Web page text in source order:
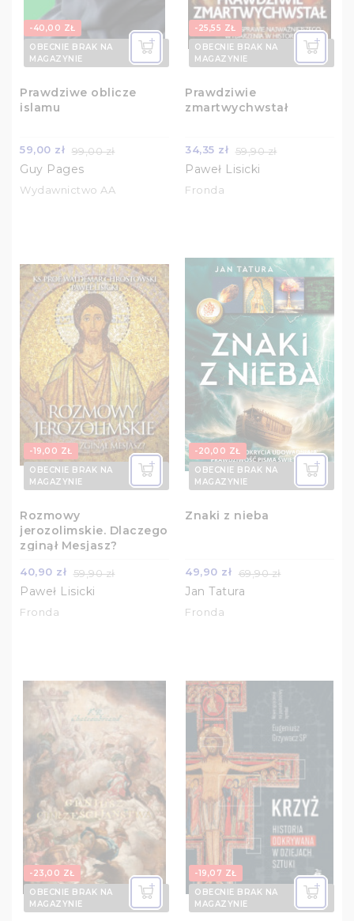
-40,00 ZŁ
OBECNIE BRAK NA
MAGAZYNIE
Prawdziwe oblicze
islamu
59,00 zł 99,00 zł
Guy Pages
Wydawnictwo AA
-25,55 ZŁ
OBECNIE BRAK NA
MAGAZYNIE
Prawdziwie
zmartwychwstał
34,35 zł 59,90 zł
Paweł Lisicki
Fronda
-19,00 ZŁ
OBECNIE BRAK NA
MAGAZYNIE
Rozmowy
jerozolimskie. Dlaczego
zginął Mesjasz?
40,90 zł 59,90 zł
Paweł Lisicki
Fronda
-20,00 ZŁ
OBECNIE BRAK NA
MAGAZYNIE
Znaki z nieba
49,90 zł 69,90 zł
Jan Tatura
Fronda
-23,00 ZŁ
OBECNIE BRAK NA
MAGAZYNIE
-19,07 ZŁ
OBECNIE BRAK NA
MAGAZYNIE